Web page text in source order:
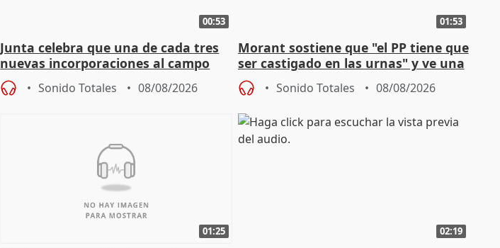
00:53
Junta celebra que una de cada tres
nuevas incorporaciones al campo
andaluz son mujeres jóvenes
Sonido Totales 08/08/2026
01:53
Morant sostiene que "el PP tiene que
ser castigado en las urnas" y ve una
"pulsión de cambio"
Sonido Totales 08/08/2026
01:25 02:19